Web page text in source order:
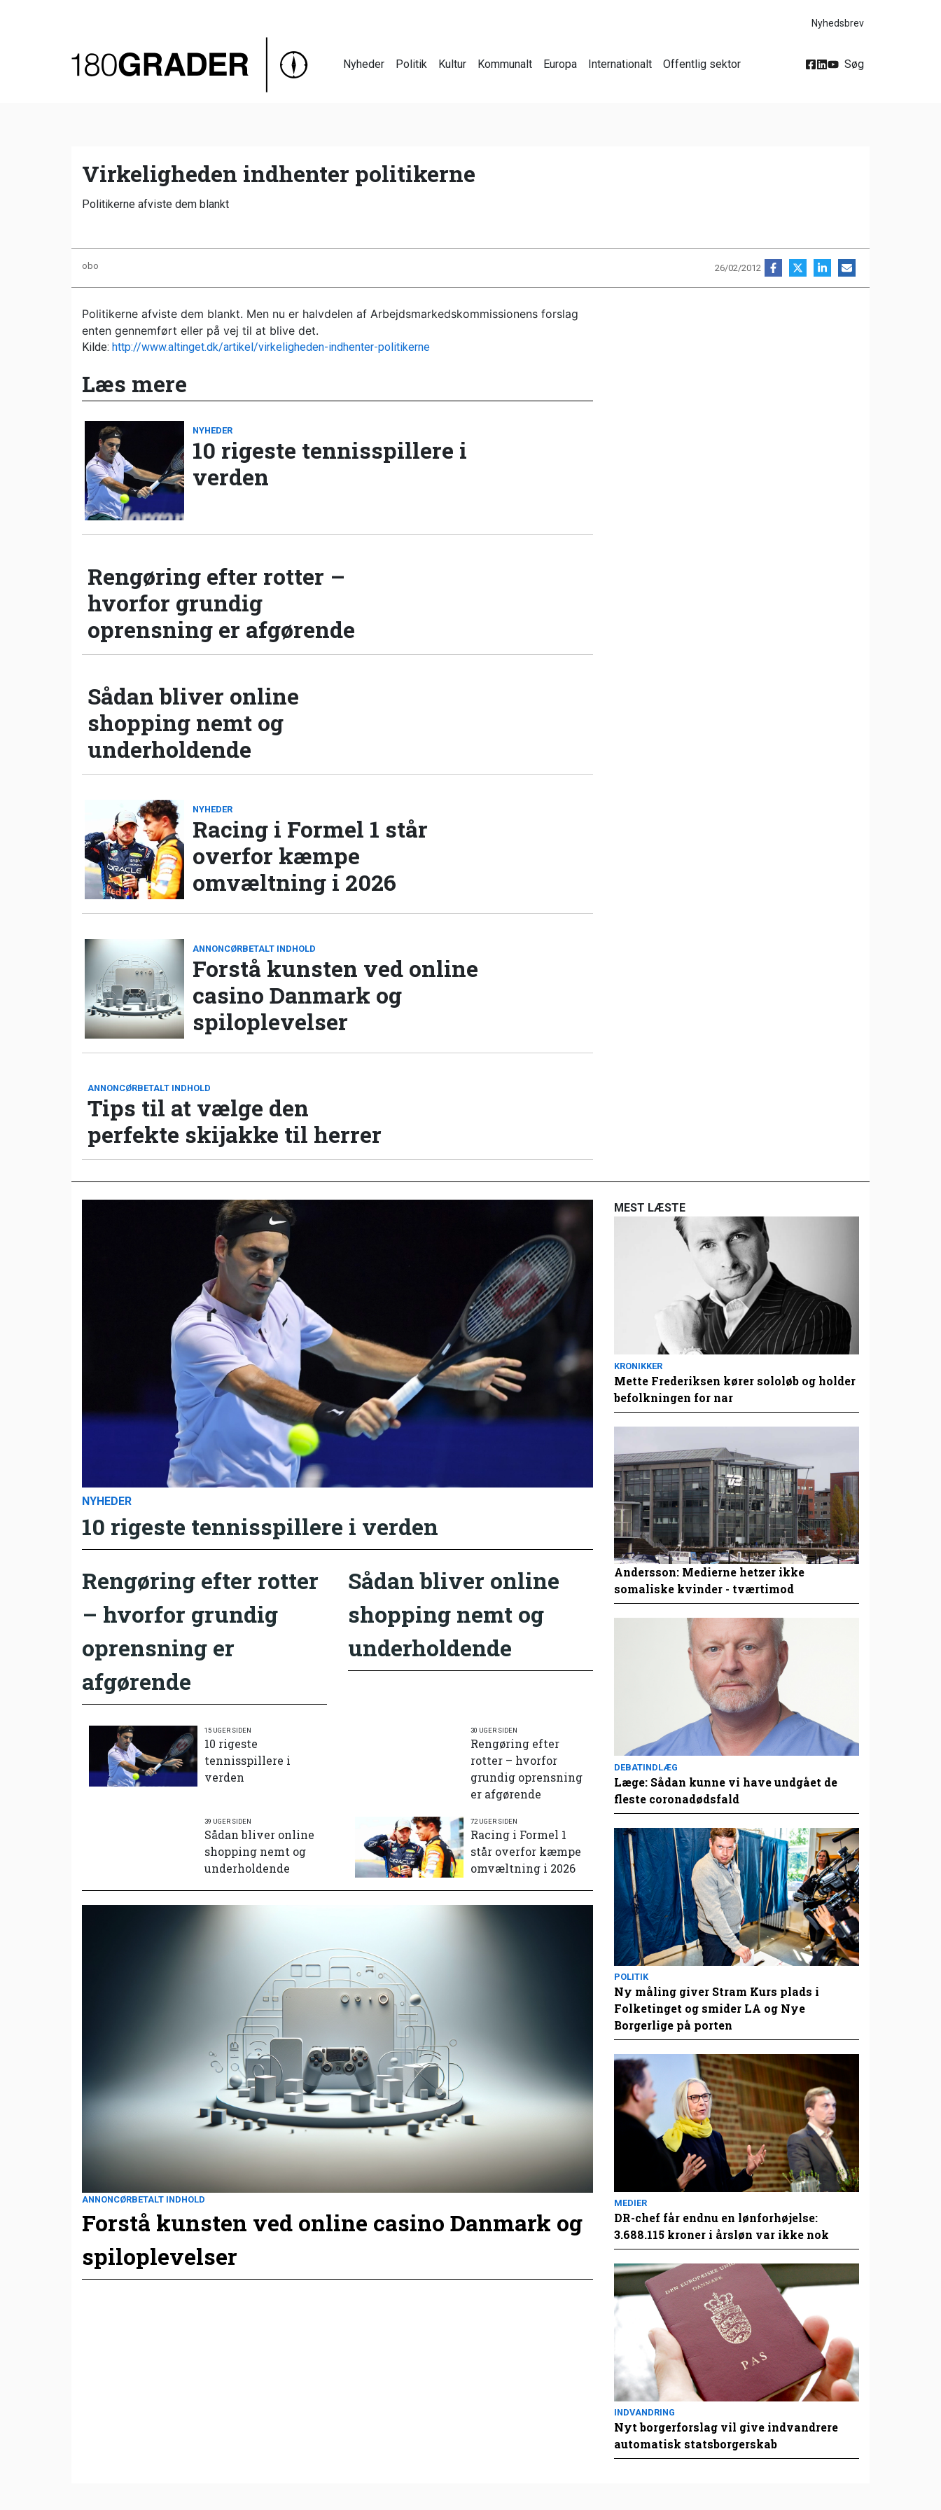
Nyhedsbrev
Nyheder Politik Kultur Kommunalt Europa Internationalt Offentlig sektor Søg
Virkeligheden indhenter politikerne
Politikerne afviste dem blankt
obo 26/02/2012
Politikerne afviste dem blankt. Men nu er halvdelen af Arbejdsmarkedskommissionens forslag
enten gennemført eller på vej til at blive det.
Kilde: http://www.altinget.dk/artikel/virkeligheden-indhenter-politikerne
Læs mere
NYHEDER
10 rigeste tennisspillere i
verden
Rengøring efter rotter –
hvorfor grundig
oprensning er afgørende
Sådan bliver online
shopping nemt og
underholdende
NYHEDER
Racing i Formel 1 står
overfor kæmpe
omvæltning i 2026
ANNONCØRBETALT INDHOLD
Forstå kunsten ved online
casino Danmark og
spiloplevelser
ANNONCØRBETALT INDHOLD
Tips til at vælge den
perfekte skijakke til herrer
NYHEDER
10 rigeste tennisspillere i verden
Rengøring efter rotter
– hvorfor grundig
oprensning er
afgørende
Sådan bliver online
shopping nemt og
underholdende
15 UGER SIDEN
10 rigeste
tennisspillere i
verden
30 UGER SIDEN
Rengøring efter
rotter – hvorfor
grundig oprensning
er afgørende
39 UGER SIDEN
Sådan bliver online
shopping nemt og
underholdende
72 UGER SIDEN
Racing i Formel 1
står overfor kæmpe
omvæltning i 2026
ANNONCØRBETALT INDHOLD
Forstå kunsten ved online casino Danmark og
spiloplevelser
MEST LÆSTE
KRONIKKER
Mette Frederiksen kører sololøb og holder
befolkningen for nar
Andersson: Medierne hetzer ikke
somaliske kvinder - tværtimod
DEBATINDLÆG
Læge: Sådan kunne vi have undgået de
fleste coronadødsfald
POLITIK
Ny måling giver Stram Kurs plads i
Folketinget og smider LA og Nye
Borgerlige på porten
MEDIER
DR-chef får endnu en lønforhøjelse:
3.688.115 kroner i årsløn var ikke nok
INDVANDRING
Nyt borgerforslag vil give indvandrere
automatisk statsborgerskab